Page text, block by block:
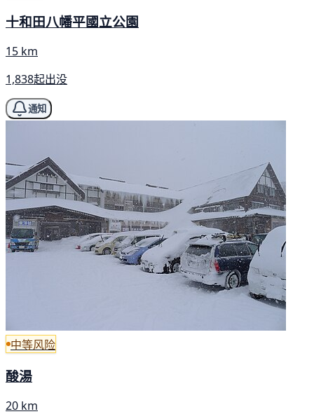
十和田八幡平國立公園
15 km
1,838起出没
通知
中等风险
酸湯
20 km